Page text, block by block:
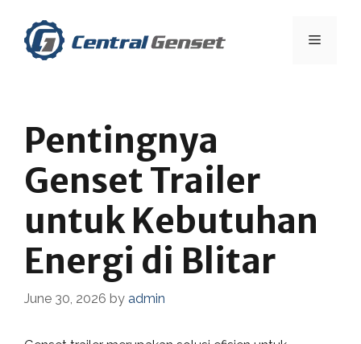
content
Menu
Pentingnya
Genset Trailer
untuk Kebutuhan
Energi di Blitar
June 30, 2026 by admin